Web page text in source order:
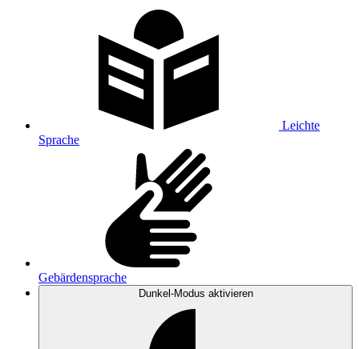
Leichte
Sprache
Gebärdensprache
Dunkel-Modus aktivieren